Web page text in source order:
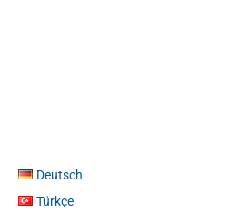
Deutsch
Türkçe